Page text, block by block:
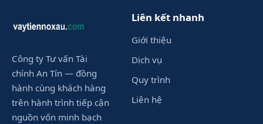
Công ty Tư vấn Tài
chính An Tín — đồng
hành cùng khách hàng
trên hành trình tiếp cận
nguồn vốn minh bạch
Liên kết nhanh
Giới thiệu
Dịch vụ
Quy trình
Liên hệ